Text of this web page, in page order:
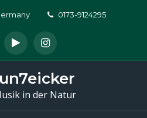
0173-9124295
in der Natur